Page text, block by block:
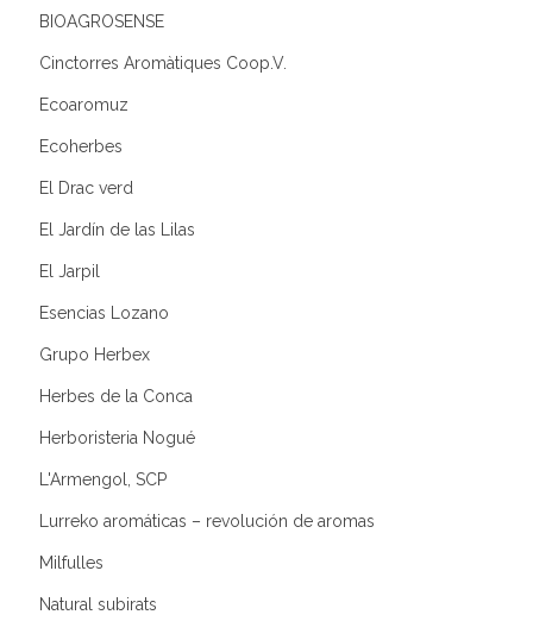
BIOAGROSENSE
Cinctorres Aromàtiques Coop.V.
Ecoaromuz
Ecoherbes
El Drac verd
El Jardín de las Lilas
El Jarpil
Esencias Lozano
Grupo Herbex
Herbes de la Conca
Herboristeria Nogué
L'Armengol, SCP
Lurreko aromáticas – revolución de aromas
Milfulles
Natural subirats